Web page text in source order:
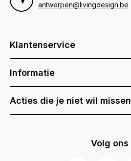
antwerpen@livingdesign.be
Klantenservice
Informatie
Acties die je niet wil missen
Volg ons